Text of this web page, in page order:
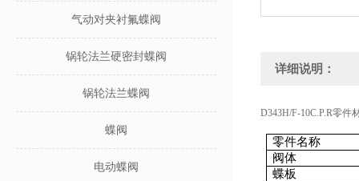
气动对夹衬氟蝶阀
锅轮法兰硬密封蝶阀
锅轮法兰蝶阀
蝶阀
电动蝶阀
详细说明：
D343H/F-10C.P.R零件
零件名称
阀体
蝶板